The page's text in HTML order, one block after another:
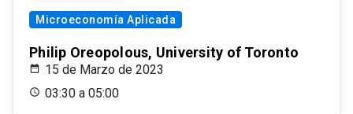
Microeconomía Aplicada
Philip Oreopolous, University of Toronto
15 de Marzo de 2023
03:30 a 05:00